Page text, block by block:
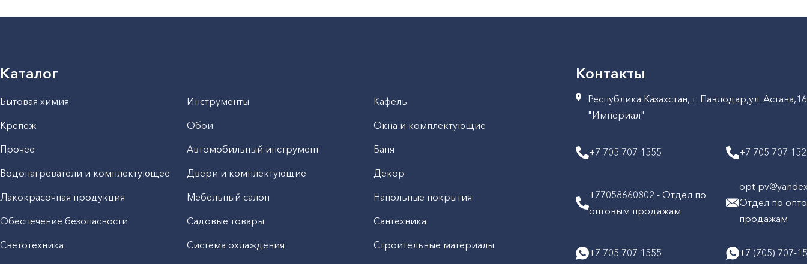
Каталог
Бытовая химия Инструменты
Кафель
Крепеж
Обои
Окна и комплектующие
Прочее
Автомобильный инструмент
Баня
Водонагреватели и комплектующее
Двери и комплектующие
Декор
Лакокрасочная продукция
Мебельный салон
Напольные покрытия
Обеспечение безопасности
Садовые товары
Сантехника
Светотехника
Система охлаждения
Строительные материалы
Контакты
Республика Казахстан, г. Павлодар,ул.
"Империал"
+7 705 707 1555 +7 705 707
+77058660802 - Отдел по
оптовым продажам
opt-
Отдел по
продажам
+7 705 707 1555 +7 (705) 707-